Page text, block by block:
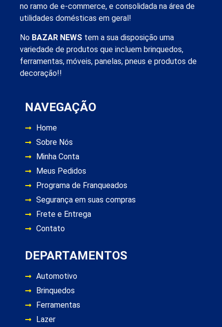
no ramo de e-commerce, e consolidada na área de
utilidades domésticas em geral!
No BAZAR NEWS tem a sua disposição uma
variedade de produtos que incluem brinquedos,
ferramentas, móveis, panelas, pneus e produtos de
decoração!!
NAVEGAÇÃO
Home
Sobre Nós
Minha Conta
Meus Pedidos
Programa de Franqueados
Segurança em suas compras
Frete e Entrega
Contato
DEPARTAMENTOS
Automotivo
Brinquedos
Ferramentas
Lazer